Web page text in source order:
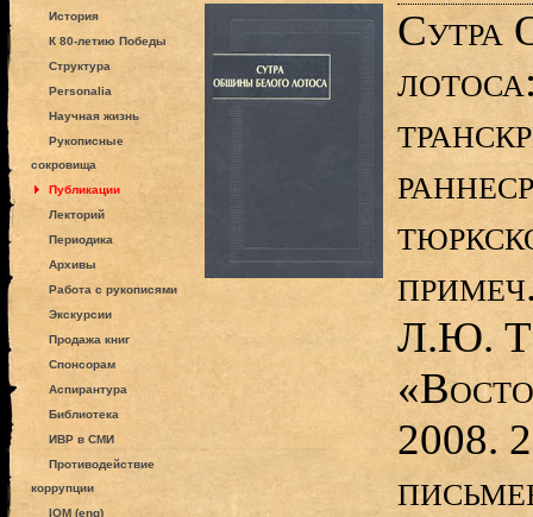
История
К 80-летию Победы
Структура
Personalia
Научная жизнь
Рукописные
сокровища
Публикации
Лекторий
Периодика
Архивы
Работа с рукописями
Экскурсии
Продажа книг
Спонсорам
Аспирантура
Библиотека
ИВР в СМИ
Противодействие
коррупции
IOM (eng)
Сутра
Л.Ю.
2008.